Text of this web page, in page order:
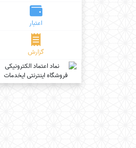
اعتبار
گزارش